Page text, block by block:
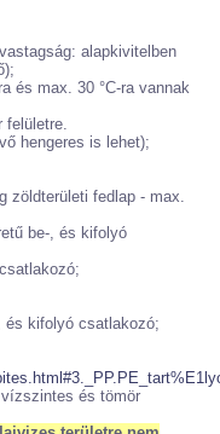
alapkivitelben
és max. 30 °C-ra vannak
felületre.
hengeres is lehet);
zöldterületi fedlap - max.
be-, és kifolyó
és kifolyó csatlakozó;
és tömör